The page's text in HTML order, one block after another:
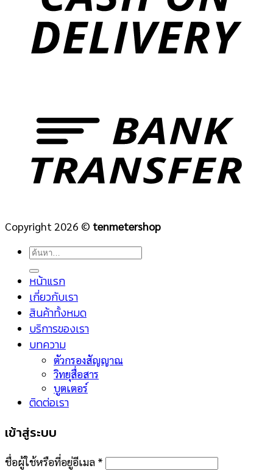
Copyright 2026 © tenmetershop
ค้นหา:
หน้าแรก
เกี่ยวกับเรา
สินค้าทั้งหมด
บริการของเรา
บทความ
ตัวกรองสัญญาณ
วิทยุสื่อสาร
บูตเตอร์
ติดต่อเรา
เข้าสู่ระบบ
ชื่อผู้ใช้หรือที่อยู่อีเมล *